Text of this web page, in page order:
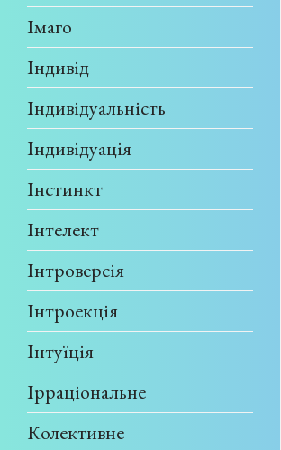
Імаго
Індивід
Індивідуальність
Індивідуація
Інстинкт
Інтелект
Інтроверсія
Інтроекція
Інтуїція
Ірраціональне
Колективне